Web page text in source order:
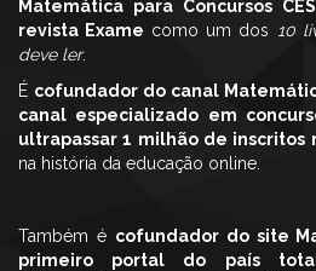
Matemática para Concursos
revista Exame como um dos
10
deve ler.
É cofundador do canal
canal especializado em
ultrapassar 1 milhão de inscritos
na história da educação online.
Também é cofundador do site
primeiro portal do país